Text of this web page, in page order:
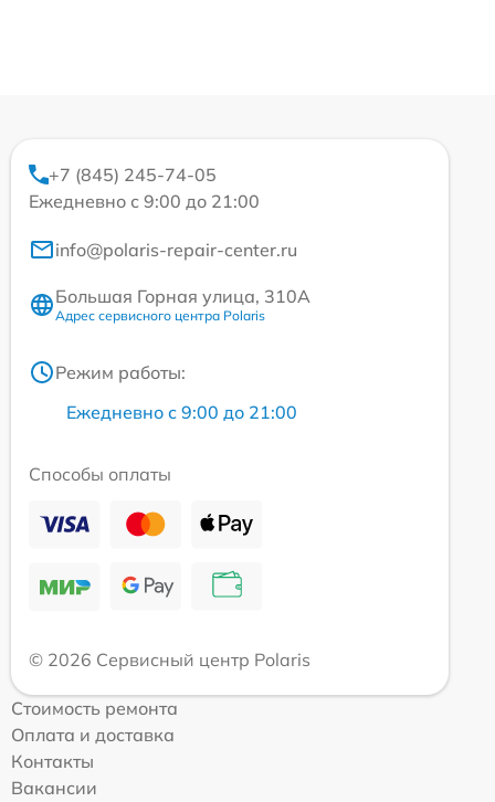
+7 (845) 245-74-05
Ежедневно с 9:00 до 21:00
info@polaris-repair-center.ru
Большая Горная улица, 310А
Адрес сервисного центра Polaris
Режим работы:
Ежедневно с 9:00 до 21:00
Способы оплаты
© 2026 Сервисный центр Polaris
Стоимость ремонта
Оплата и доставка
Контакты
Вакансии